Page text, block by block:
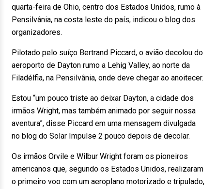
quarta-feira de Ohio, centro dos Estados Unidos, rumo à
Pensilvânia, na costa leste do país, indicou o blog dos
organizadores.
Pilotado pelo suíço Bertrand Piccard, o avião decolou do
aeroporto de Dayton rumo a Lehig Valley, ao norte da
Filadélfia, na Pensilvânia, onde deve chegar ao anoitecer.
Estou “um pouco triste ao deixar Dayton, a cidade dos
irmãos Wright, mas também animado por seguir nossa
aventura”, disse Piccard em uma mensagem divulgada
no blog do Solar Impulse 2 pouco depois de decolar.
Os irmãos Orvile e Wilbur Wright foram os pioneiros
americanos que, segundo os Estados Unidos, realizaram
o primeiro voo com um aeroplano motorizado e tripulado,